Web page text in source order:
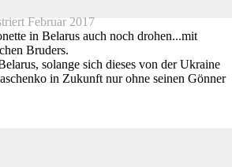
Februar 2017
in Belarus auch noch drohen...mit
Bruders.
solange sich dieses von der Ukraine
in Zukunft nur ohne seinen Gönner